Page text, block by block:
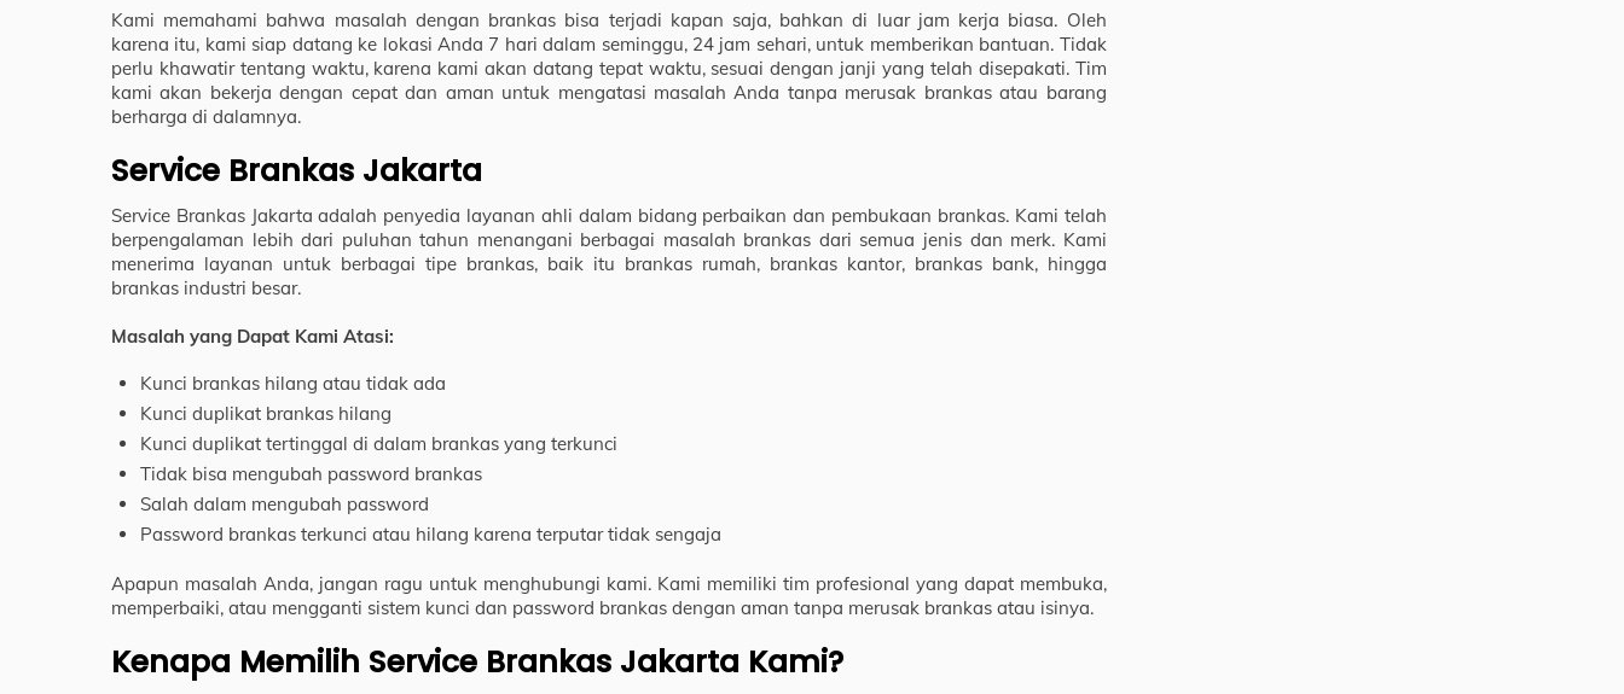
Kami memahami bahwa masalah dengan brankas bisa terjadi kapan saja, bahkan di luar jam kerja biasa. Oleh
karena itu, kami siap datang ke lokasi Anda 7 hari dalam seminggu, 24 jam sehari, untuk memberikan bantuan. Tidak
perlu khawatir tentang waktu, karena kami akan datang tepat waktu, sesuai dengan janji yang telah disepakati. Tim
kami akan bekerja dengan cepat dan aman untuk mengatasi masalah Anda tanpa merusak brankas atau barang
berharga di dalamnya.
Service Brankas Jakarta
Service Brankas Jakarta adalah penyedia layanan ahli dalam bidang perbaikan dan pembukaan brankas. Kami telah
berpengalaman lebih dari puluhan tahun menangani berbagai masalah brankas dari semua jenis dan merk. Kami
menerima layanan untuk berbagai tipe brankas, baik itu brankas rumah, brankas kantor, brankas bank, hingga
brankas industri besar.
Masalah yang Dapat Kami Atasi:
Kunci brankas hilang atau tidak ada
Kunci duplikat brankas hilang
Kunci duplikat tertinggal di dalam brankas yang terkunci
Tidak bisa mengubah password brankas
Salah dalam mengubah password
Password brankas terkunci atau hilang karena terputar tidak sengaja
Apapun masalah Anda, jangan ragu untuk menghubungi kami. Kami memiliki tim profesional yang dapat membuka,
memperbaiki, atau mengganti sistem kunci dan password brankas dengan aman tanpa merusak brankas atau isinya.
Kenapa Memilih Service Brankas Jakarta Kami?